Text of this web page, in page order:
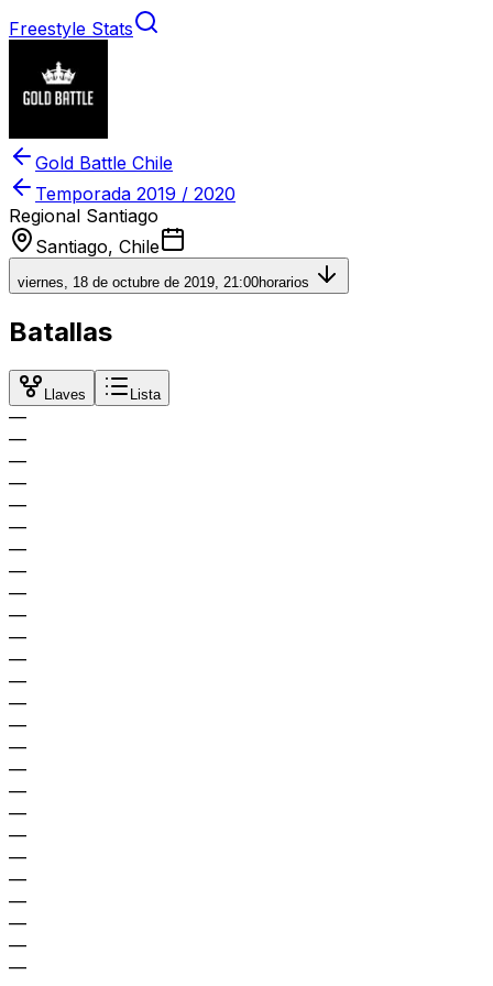
Freestyle Stats
Gold Battle Chile
Temporada 2019 / 2020
Regional Santiago
Santiago, Chile
viernes, 18 de octubre de 2019, 21:00horarios
Batallas
Llaves Lista
—
—
—
—
—
—
—
—
—
—
—
—
—
—
—
—
—
—
—
—
—
—
—
—
—
—